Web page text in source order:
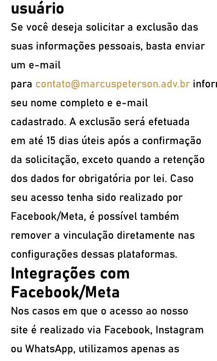
usuário
Se você deseja solicitar a exclusão das
suas informações pessoais, basta enviar
um e-mail
para contato@marcuspeterson.adv.br
seu nome completo e e-mail
cadastrado. A exclusão será efetuada
em até 15 dias úteis após a confirmação
da solicitação, exceto quando a retenção
dos dados for obrigatória por lei. Caso
seu acesso tenha sido realizado por
Facebook/Meta, é possível também
remover a vinculação diretamente nas
configurações dessas plataformas.
Integrações com
Facebook/Meta
Nos casos em que o acesso ao nosso
site é realizado via Facebook, Instagram
ou WhatsApp, utilizamos apenas as